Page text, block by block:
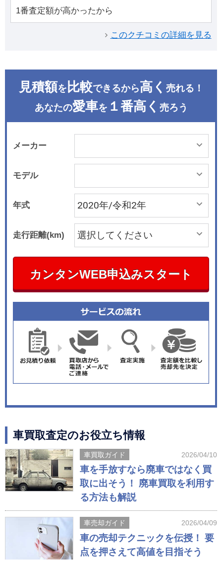
1番査定額が高かったから
このクチコミの詳細を見る
見積額を 比較できるから高く 売れる！
あなたの愛車を １番高く 売ろう
メーカー
モデル
年式
走行距離(km)
カンタンWEB申込みスタート
車買取査定のお役立ち情報
車買取ガイド 2026/04/10
車を手放すなら廃車ではなく買
取に出そう！ 廃車買取を利用す
る方法も解説
車売却ガイド 2026/04/09
車の売却テクニックを伝授！ 要
点を押さえて高値を目指そう